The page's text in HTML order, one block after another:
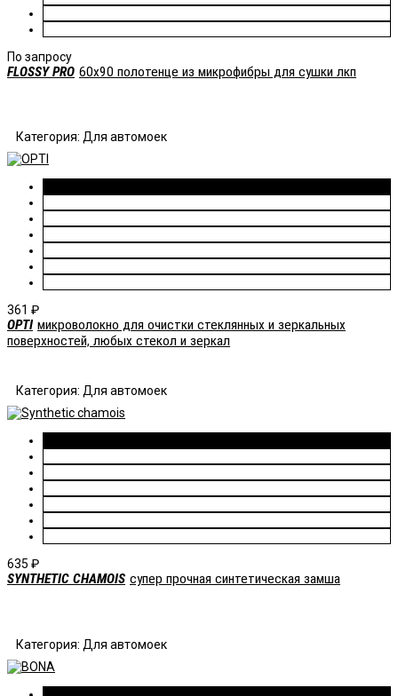
По запросу
FLOSSY PRO 60х90 полотенце из микрофибры для сушки лкп
Категория: Для автомоек
361 ₽
OPTI микроволокно для очистки стеклянных и зеркальных
поверхностей, любых стекол и зеркал
Категория: Для автомоек
635 ₽
SYNTHETIC CHAMOIS супер прочная синтетическая замша
Категория: Для автомоек